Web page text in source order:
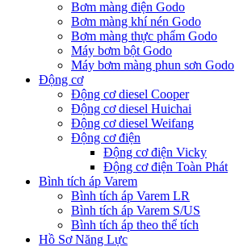
Bơm màng điện Godo
Bơm màng khí nén Godo
Bơm màng thực phẩm Godo
Máy bơm bột Godo
Máy bơm màng phun sơn Godo
Động cơ
Động cơ diesel Cooper
Động cơ diesel Huichai
Động cơ diesel Weifang
Động cơ điện
Động cơ điện Vicky
Động cơ điện Toàn Phát
Bình tích áp Varem
Bình tích áp Varem LR
Bình tích áp Varem S/US
Bình tích áp theo thể tích
Hồ Sơ Năng Lực